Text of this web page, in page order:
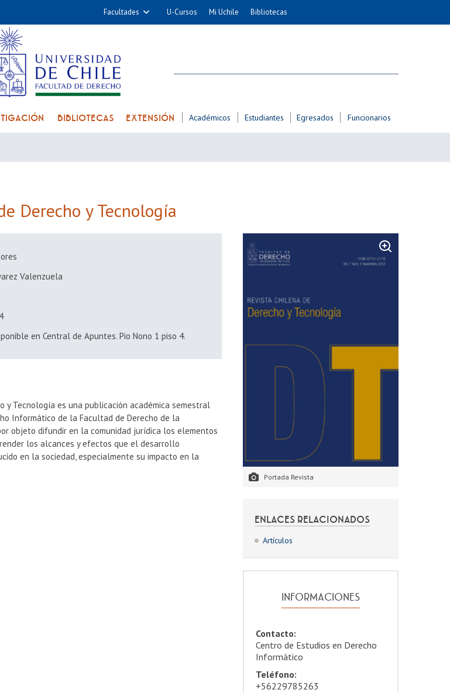
Facultades
Cs. Químicas y Farmacéuticas
Medicina
Odontología
Alimentos
U-Cursos Mi Uchile Bibliotecas
BIBLIOTECAS EXTENSIÓN Académicos Estudiantes Egresados Funcionarios
Derecho y Tecnología
Portada Revista
Valenzuela
en Central de Apuntes. Pio Nono 1 piso 4.
ENLACES RELACIONADOS
Artículos
INFORMACIONES
Contacto:
Centro de Estudios en Derecho
Informático
Teléfono:
+56229785263
y Tecnología es una publicación académica semestral
Informático de la Facultad de Derecho de la
objeto difundir en la comunidad jurídica los elementos
los alcances y efectos que el desarrollo
en la sociedad, especialmente su impacto en la